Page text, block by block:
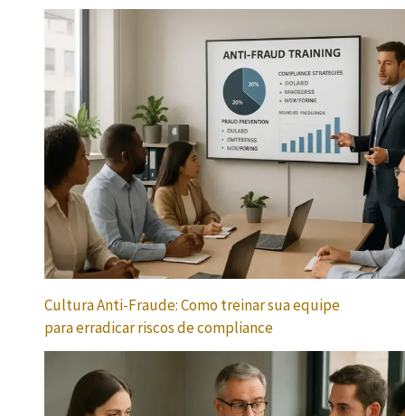
Cultura Anti-Fraude: Como treinar sua equipe
para erradicar riscos de compliance